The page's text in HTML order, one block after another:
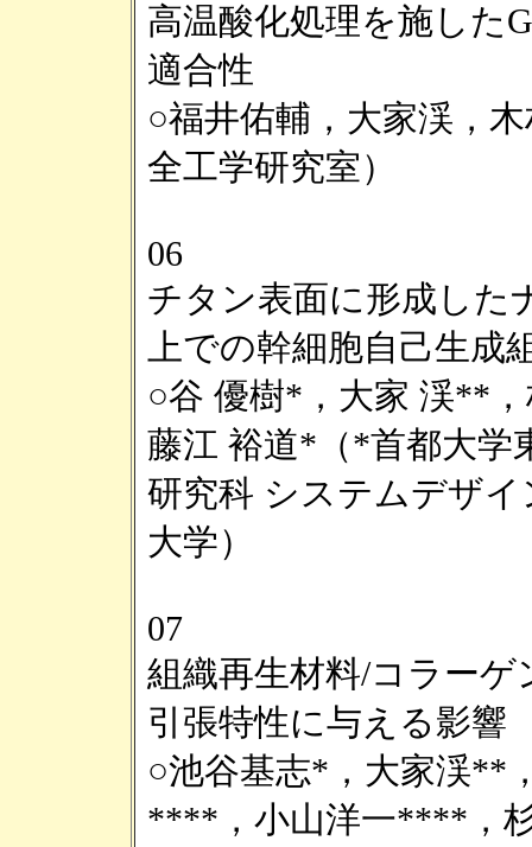
高温酸化処理を施した
適合性
○福井佑輔，大家渓，
全工学研究室）
06
チタン表面に形成した
上での幹細胞自己生成
○谷 優樹*，大家 渓**
藤江 裕道*（*首都大学
研究科 システムデザ
大学）
07
組織再生材料/コラー
引張特性に与える影響
○池谷基志*，大家渓**
****，小山洋一****，